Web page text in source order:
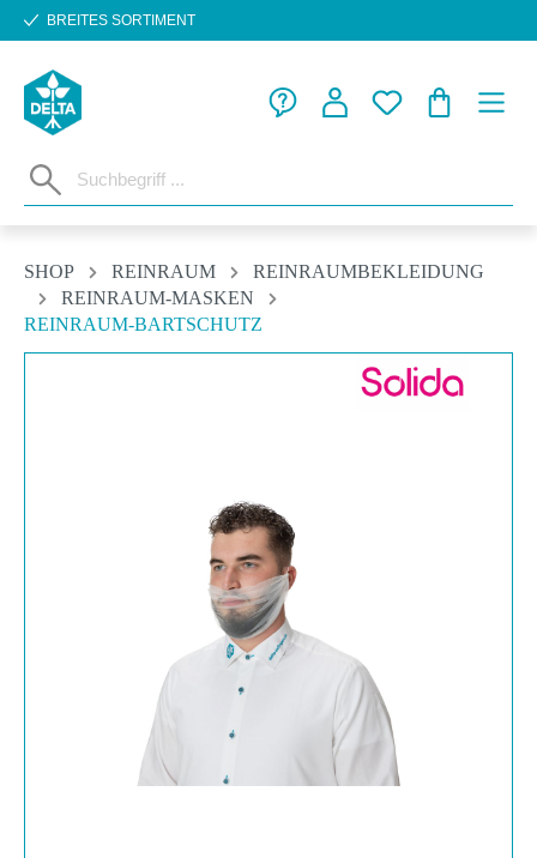
Zum Hauptinhalt springen
BREITES SORTIMENT
SHOP REINRAUM
REINRAUMBEKLEIDUNG
REINRAUM-MASKEN
REINRAUM-BARTSCHUTZ